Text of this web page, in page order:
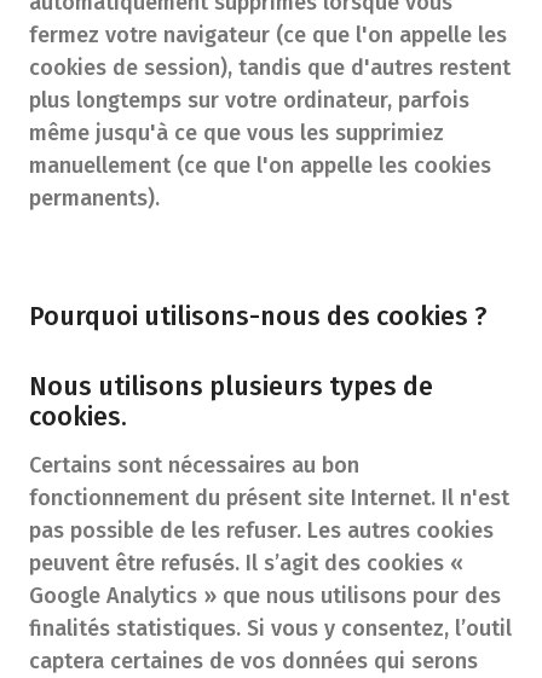
fermez votre navigateur (ce que l'on appelle les
cookies de session), tandis que d'autres restent
plus longtemps sur votre ordinateur, parfois
même jusqu'à ce que vous les supprimiez
manuellement (ce que l'on appelle les cookies
permanents).
Pourquoi utilisons-nous des cookies ?
Nous utilisons plusieurs types de
cookies.
Certains sont nécessaires au bon
fonctionnement du présent site Internet. Il n'est
pas possible de les refuser. Les autres cookies
peuvent être refusés. Il s’agit des cookies «
Google Analytics » que nous utilisons pour des
finalités statistiques. Si vous y consentez, l’outil
captera certaines de vos données qui serons